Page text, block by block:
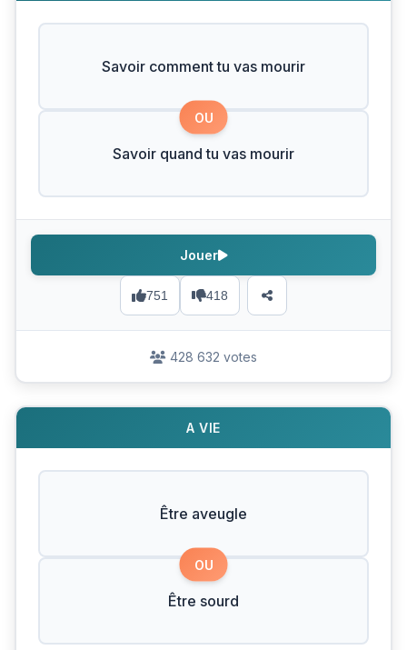
Savoir comment tu vas mourir
OU
Savoir quand tu vas mourir
751 418
Jouer
428 632 votes
A VIE
Être aveugle
OU
Être sourd